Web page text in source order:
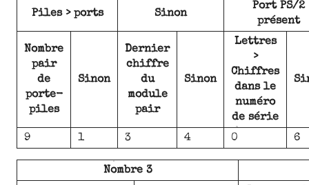
Piles > ports Sinon
Port PS/2
présent
Nombre
pair
de
porte-
piles
Sinon
Dernier
chiffre
du
module
pair
Sinon
Lettres
>
Chiffres
dans le
numéro
de série
9 1 3 4 0 6
Nombre 3